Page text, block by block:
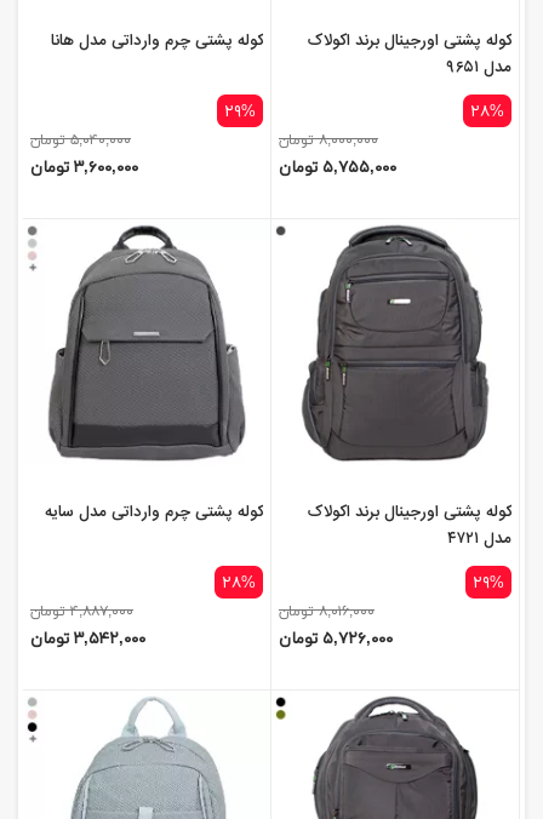
کوله پشتی اورجینال برند اکولاک
مدل ۹۶۵۱
۲۸%
۸,۰۰۰,۰۰۰ تومان
۵,۷۵۵,۰۰۰ تومان
کوله پشتی چرم وارداتی مدل هانا
۲۹%
۵,۰۴۰,۰۰۰ تومان
۳,۶۰۰,۰۰۰ تومان
کوله پشتی اورجینال برند اکولاک
مدل ۴۷۲۱
۲۹%
۸,۰۱۶,۰۰۰ تومان
۵,۷۲۶,۰۰۰ تومان
کوله پشتی چرم وارداتی مدل سایه
۲۸%
۴,۸۸۷,۰۰۰ تومان
۳,۵۴۲,۰۰۰ تومان